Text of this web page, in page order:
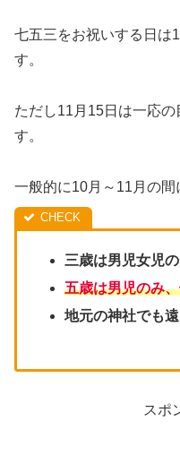
七五三をお祝いする日は
す。
ただし11月15日は一応
す。
一般的に10月～11月の間
三歳は男児女児
五歳は男児のみ
地元の神社でも
スポ